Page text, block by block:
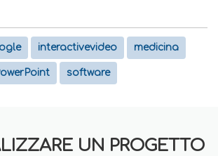
interactivevideo medicina
software
UN PROGETTO